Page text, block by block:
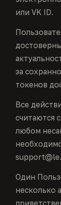
или VK ID.
за
токенов
Все
считаются
любом
Один
несколько